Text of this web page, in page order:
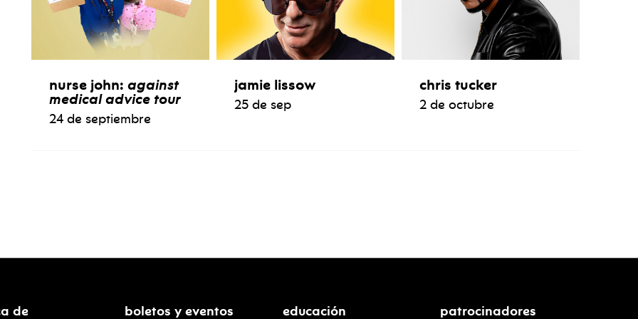
nurse john: against
medical advice tour
24 de septiembre
jamie lissow
25 de sep
chris tucker
2 de octubre
de boletos y eventos educación patrocinadores